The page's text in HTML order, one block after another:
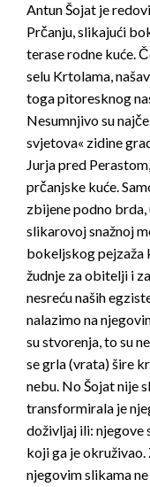
Antun Šojat je
Prčanju, slikajući
terase rodne kuće.
selu Krtolama,
toga pitoresknog
Nesumnjivo su
svjetova« zidine
Jurja pred
prčanjske kuće.
zbijene podno brda,
slikarovoj snažnoj
bokeljskog pejzaža
žudnje za obitelji i
nesreću naših
nalazimo na
su stvorenja, to su
se grla (vrata) šire
nebu. No Šojat nije
transformirala je
doživljaj ili: njegove
koji ga je okruživao.
njegovim slikama